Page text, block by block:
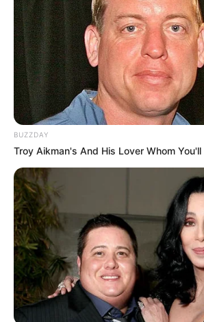
(foto: instagram/
FAQ
Siapa Taskya Namya?
BUZZDAY
Troy Aikman's And His Lover Whom